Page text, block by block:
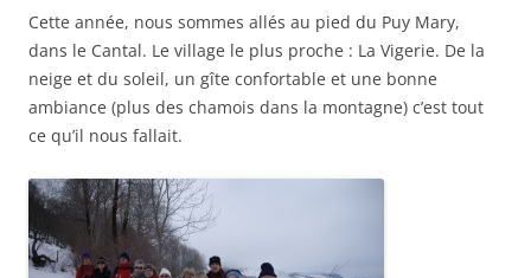
Cette année, nous sommes allés au pied du Puy Mary,
dans le Cantal. Le village le plus proche : La Vigerie. De la
neige et du soleil, un gîte confortable et une bonne
ambiance (plus des chamois dans la montagne) c’est tout
ce qu’il nous fallait.